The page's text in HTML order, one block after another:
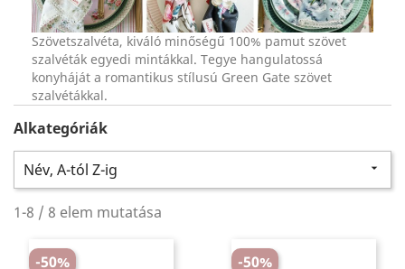
Szövetszalvéta, kiváló minőségű 100% pamut szövet
szalvéták egyedi mintákkal. Tegye hangulatossá
konyháját a romantikus stílusú Green Gate szövet
szalvétákkal.
Alkategóriák
Név, A-tól Z-ig 
1-8 / 8 elem mutatása
-50% -50%